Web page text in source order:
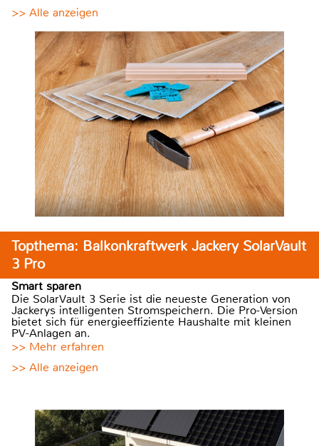
>> Alle anzeigen
Topthema: Balkonkraftwerk Jackery SolarVault
3 Pro
Smart sparen
Die SolarVault 3 Serie ist die neueste Generation von
Jackerys intelligenten Stromspeichern. Die Pro-Version
bietet sich für energieeffiziente Haushalte mit kleinen
PV-Anlagen an.
>> Mehr erfahren
>> Alle anzeigen